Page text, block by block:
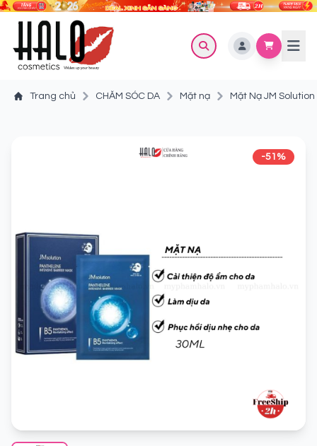
Trang chủ CHĂM SÓC DA Mặt nạ Mặt Nạ JM
-51%